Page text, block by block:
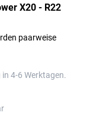
X20 - R22
paarweise
4-6 Werktagen.